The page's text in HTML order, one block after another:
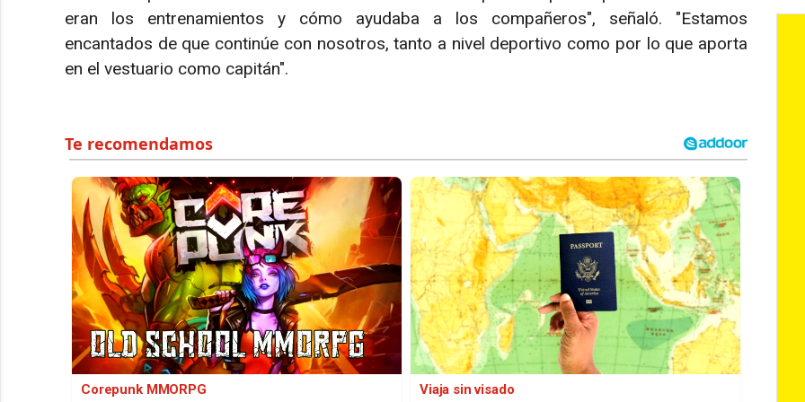
eran los entrenamientos y cómo ayudaba a los compañeros", señaló. "Estamos
encantados de que continúe con nosotros, tanto a nivel deportivo como por lo que aporta
en el vestuario como capitán".
Corepunk MMORPG Viaja sin visado